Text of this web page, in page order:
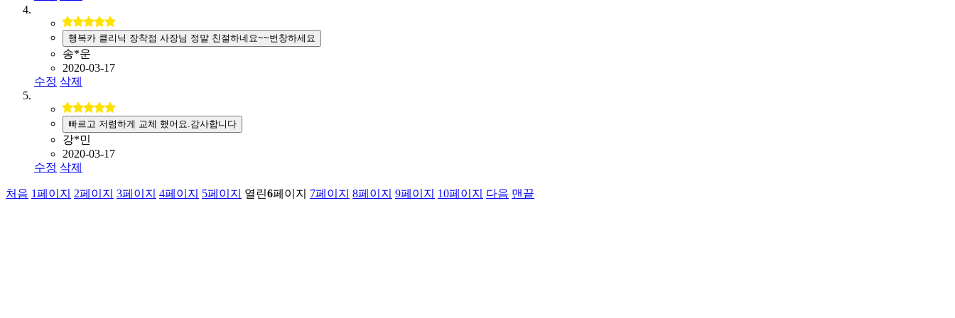
행복카 클리닉 장착점 사장님 정말 친절하네요~~번창하세요
송*운
2020-03-17
수정 삭제
빠르고 저렴하게 교체 했어요.감사합니다
강*민
2020-03-17
수정 삭제
처음 1페이지 2페이지 3페이지 4페이지 5페이지 열린6페이지 7페이지 8페이지 9페이지 10페이지 다음 맨끝